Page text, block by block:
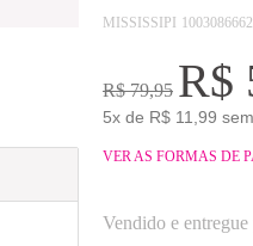
MISSISSIPI
R$ 79,95 R$
5x de R$ 11,99
VER AS FORMAS DE
Vendido e entregue